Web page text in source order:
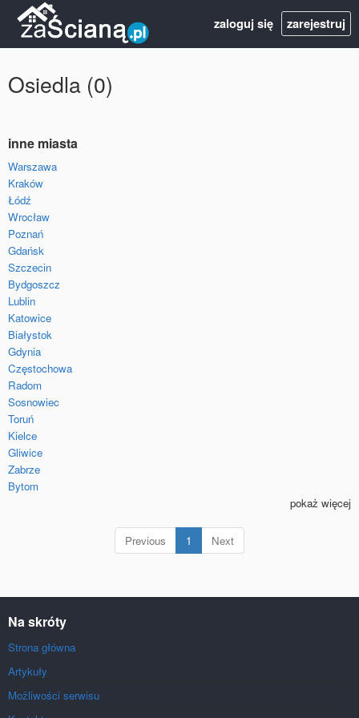
zaloguj się zarejestruj
Osiedla (0)
inne miasta
Warszawa
Kraków
Łódź
Wrocław
Poznań
Gdańsk
Szczecin
Bydgoszcz
Lublin
Katowice
Białystok
Gdynia
Częstochowa
Radom
Sosnowiec
Toruń
Kielce
Gliwice
Zabrze
Bytom
pokaż więcej
Previous 1 (current)
Next
Na skróty
Strona główna
Artykuły
Możliwości serwisu